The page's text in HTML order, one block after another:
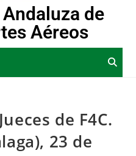
de
Aéreos
de F4C.
23 de